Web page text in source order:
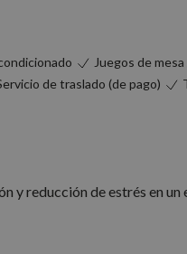
Juegos de
de traslado (de pago)
y reducción de estrés en